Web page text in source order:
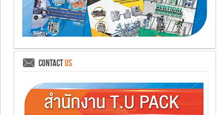
CONTACTUS